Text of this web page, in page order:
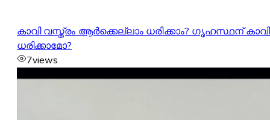
കാവി വസ്ത്രം ആർക്കെല്ലാം ധരിക്കാം? ഗൃഹസ്ഥന് കാവി
ധരിക്കാമോ?
7views